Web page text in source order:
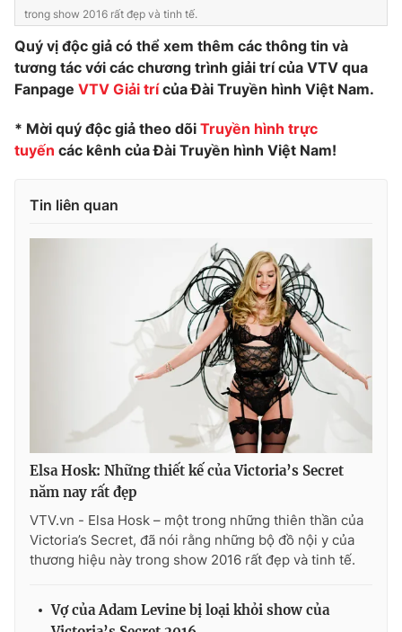
VTV Sức khoẻ Bất động sản
Thị trường 24h Tấm lòng Việt
Theo dõi báo trên
Cơ quan chủ quản:
Đài Truyền hình Việt Nam
Cơ quan báo chí:Thời báo VTV
Giấy phép hoạt động báo in và báo điện tử số 483/GP-BTTTT
cấp ngày 29/12/2023
Tổng Biên tập:Vũ Thanh Thủy
Phó Tổng Biên tập:
Tổng đài VTV:024.38 355 931 - 024.38 355 932
trong show 2016 rất đẹp và tinh tế.
Quý vị độc giả có thể xem thêm các thông tin và
tương tác với các chương trình giải trí của VTV qua
Fanpage VTV Giải trícủa Đài Truyền hình Việt Nam.
* Mời quý độc giả theo dõi Truyền hình trực
tuyến các kênh của Đài Truyền hình Việt Nam!
Tin liên quan
Elsa Hosk: Những thiết kế của Victoria’s Secret
năm nay rất đẹp
VTV.vn - Elsa Hosk – một trong những thiên thần của
Victoria’s Secret, đã nói rằng những bộ đồ nội y của
thương hiệu này trong show 2016 rất đẹp và tinh tế.
Vợ của Adam Levine bị loại khỏi show của